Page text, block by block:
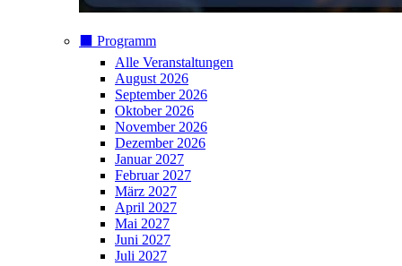
⬛️ Programm
Alle Veranstaltungen
August 2026
September 2026
Oktober 2026
November 2026
Dezember 2026
Januar 2027
Februar 2027
März 2027
April 2027
Mai 2027
Juni 2027
Juli 2027